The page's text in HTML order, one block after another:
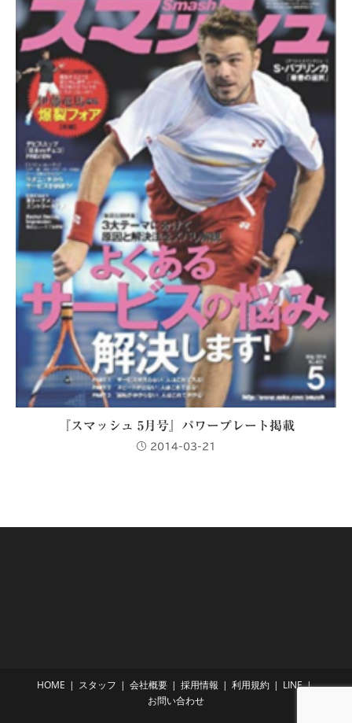
『スマッシュ 5月号』パワープレート掲載
2014-03-21
HOME スタッフ 会社概要 採用情報 利用規約
LINE
お問い合わせ